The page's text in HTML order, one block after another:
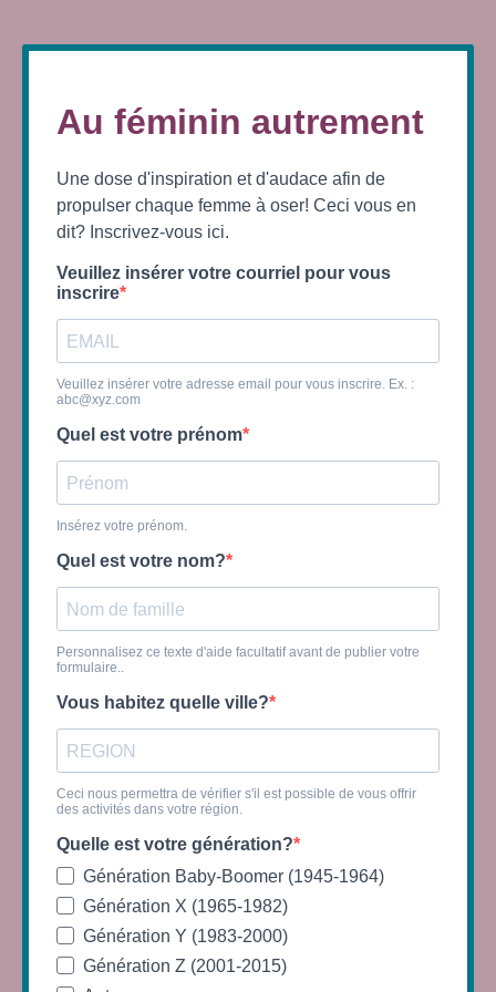
Au féminin autrement
Une dose d'inspiration et d'audace afin de
propulser chaque femme à oser! Ceci vous en
dit? Inscrivez-vous ici.
Veuillez insérer votre courriel pour vous
inscrire
Veuillez insérer votre adresse email pour vous inscrire. Ex. :
abc@xyz.com
Quel est votre prénom
Insérez votre prénom.
Quel est votre nom?
Personnalisez ce texte d'aide facultatif avant de publier votre
formulaire..
Vous habitez quelle ville?
Ceci nous permettra de vérifier s'il est possible de vous offrir
des activités dans votre région.
Quelle est votre génération?
Génération Baby-Boomer (1945-1964)
Génération X (1965-1982)
Génération Y (1983-2000)
Génération Z (2001-2015)